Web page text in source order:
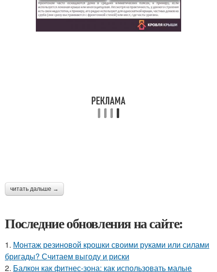
читать дальше →
Последние обновления на сайте:
1. Монтаж резиновой крошки своими руками или силами
бригады? Считаем выгоду и риски
2. Балкон как фитнес-зона: как использовать малые